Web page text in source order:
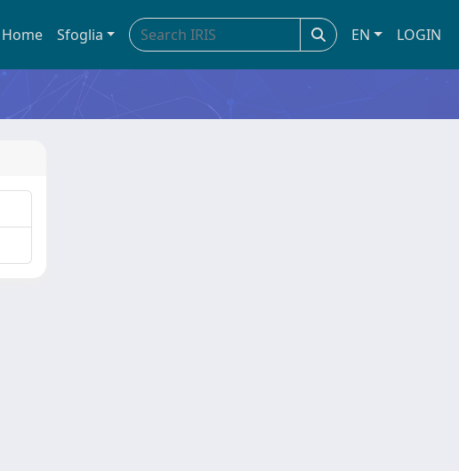
Home Sfoglia EN LOGIN